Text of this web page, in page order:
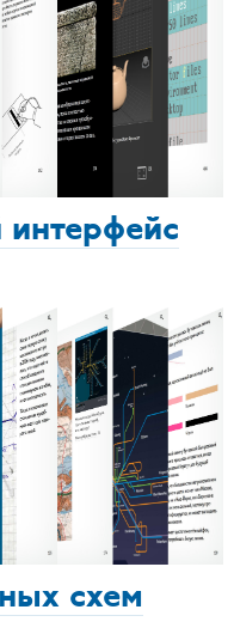
интерфейс
схем